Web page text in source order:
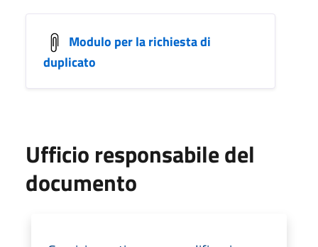
Modulo per la richiesta di
duplicato
Ufficio responsabile del
documento